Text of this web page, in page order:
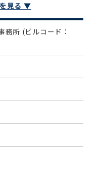
見る ▼
務所 (ビルコード：